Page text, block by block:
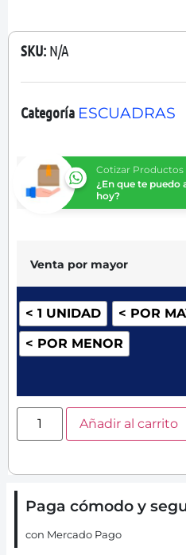
SKU: N/A
Categoría ESCUADRAS
Cotizar Productos
¿En que te puedo
hoy?
Venta por mayor
< 1 UNIDAD
< POR
< POR MENOR
Añadir al carrito
Paga cómodo y
con Mercado Pago